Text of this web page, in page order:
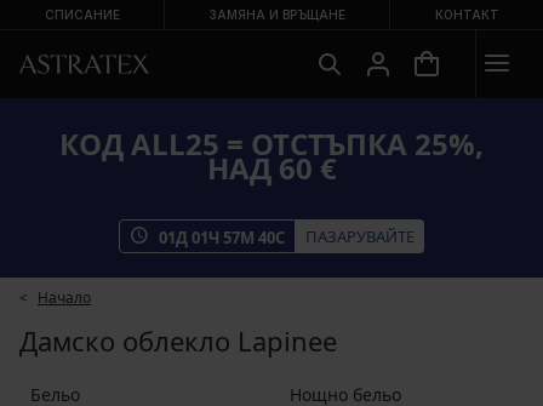
СПИСАНИЕ ЗАМЯНА И ВРЪЩАНЕ КОНТАКТ
КОД ALL25 = ОТСТЪПКА 25%,
НАД 60 €
01Д01Ч 57М 39С ПАЗАРУВАЙТЕ
Начало
Дамско облекло Lapinee
Бельо Нощно бельо